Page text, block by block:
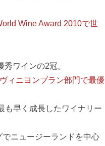
Wine Award 2010で世
ワインの2冠。
ィニヨンブラン部門で最優
も早く成長したワイナリー
ニュージーランドを中心